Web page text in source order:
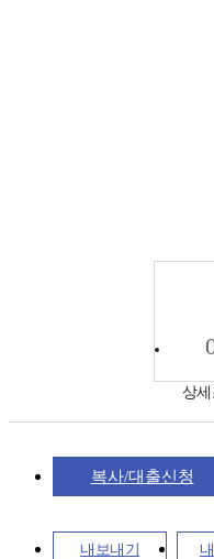
상세
복사/대출신청
내보내기